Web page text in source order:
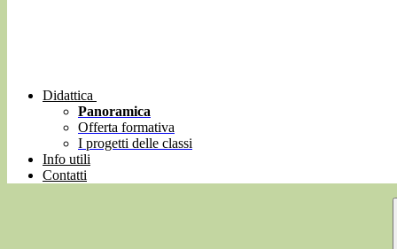
Didattica
Panoramica
Offerta formativa
I progetti delle classi
Info utili
Contatti